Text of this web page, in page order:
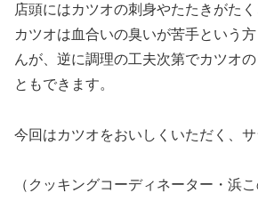
店頭にはカツオの刺身やたたきがたく
カツオは血合いの臭いが苦手という
んが、逆に調理の工夫次第でカツオ
ともできます。
今回はカツオをおいしくいただく、サ
（クッキングコーディネーター・浜こ